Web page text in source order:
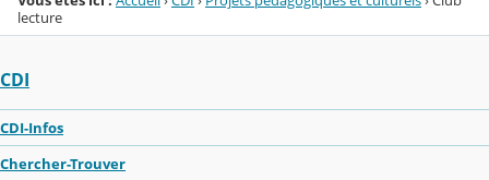
lecture
CDI
CDI-Infos
Chercher-Trouver